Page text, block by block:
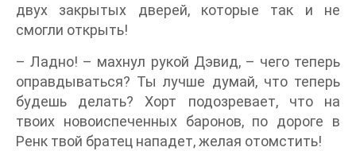
двух закрытых дверей, которые так и не
смогли открыть!
– Ладно! – махнул рукой Дэвид, – чего теперь
оправдываться? Ты лучше думай, что теперь
будешь делать? Хорт подозревает, что на
твоих новоиспеченных баронов, по дороге в
Ренк твой братец нападет, желая отомстить!